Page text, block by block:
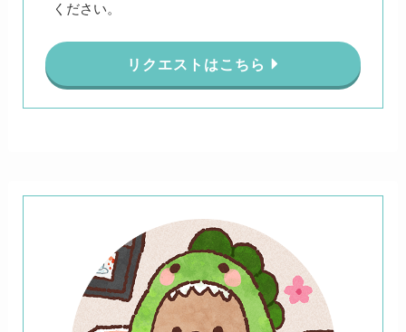
ください。
リクエストはこちら